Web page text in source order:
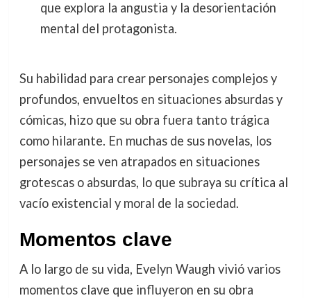
que explora la angustia y la desorientación
mental del protagonista.
Su habilidad para crear personajes complejos y
profundos, envueltos en situaciones absurdas y
cómicas, hizo que su obra fuera tanto trágica
como hilarante. En muchas de sus novelas, los
personajes se ven atrapados en situaciones
grotescas o absurdas, lo que subraya su crítica al
vacío existencial y moral de la sociedad.
Momentos clave
A lo largo de su vida, Evelyn Waugh vivió varios
momentos clave que influyeron en su obra